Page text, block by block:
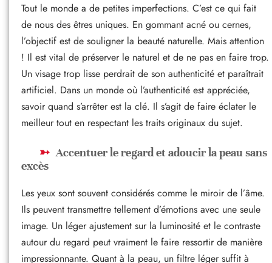
Tout le monde a de petites imperfections. C’est ce qui fait
de nous des êtres uniques. En gommant acné ou cernes,
l’objectif est de souligner la beauté naturelle. Mais attention
! Il est vital de préserver le naturel et de ne pas en faire trop.
Un visage trop lisse perdrait de son authenticité et paraîtrait
artificiel. Dans un monde où l’authenticité est appréciée,
savoir quand s’arrêter est la clé. Il s’agit de faire éclater le
meilleur tout en respectant les traits originaux du sujet.
Accentuer le regard et adoucir la peau sans
excès
Les yeux sont souvent considérés comme le miroir de l’âme.
Ils peuvent transmettre tellement d’émotions avec une seule
image. Un léger ajustement sur la luminosité et le contraste
autour du regard peut vraiment le faire ressortir de manière
impressionnante. Quant à la peau, un filtre léger suffit à